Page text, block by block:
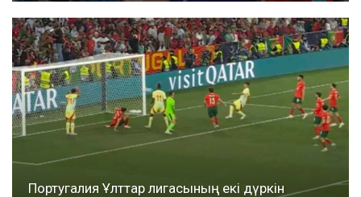
Португалия Ұлттар лигасының екі дүркін